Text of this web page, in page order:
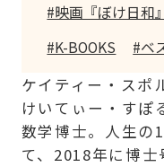
#映画『ぼけ日和』
#K-BOOKS
#ベ
ケイティー・スポ
けいてぃー・すぽ
数学博士。人生の
て、2018年に博